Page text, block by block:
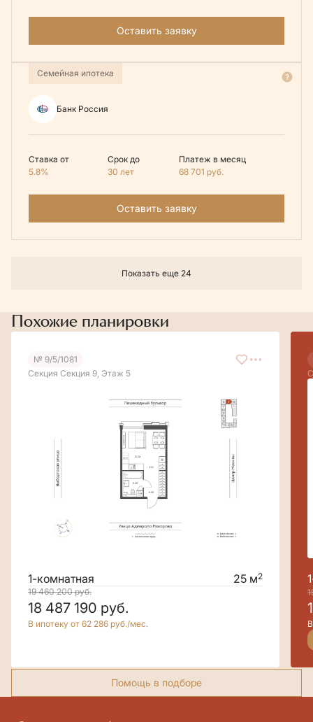
Оставить заявку
Семейная ипотека
Банк Россия
Ставка от
5.8%
Срок до
30 лет
Платеж в месяц
68 701 руб.
Оставить заявку
Показать еще 24
Похожие планировки
№ 9/5/1081
Секция Секция 9, Этаж 5
1-комнатная 25 м2
19 460 200руб.
18 487 190 руб.
В ипотеку от 62 286 руб./мес.
Помощь в подборе